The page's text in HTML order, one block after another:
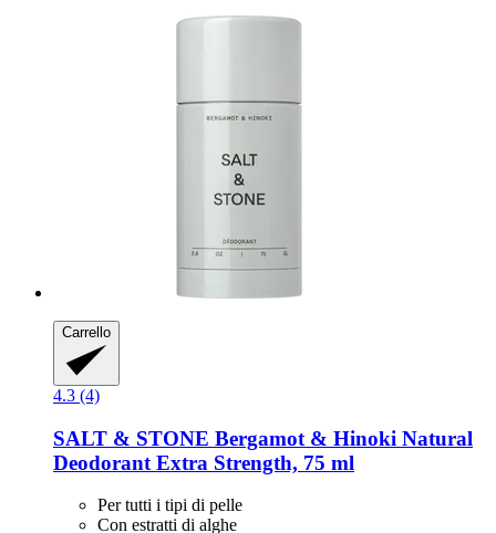
Carrello
4.3 (4)
SALT & STONE Bergamot & Hinoki Natural
Deodorant Extra Strength, 75 ml
Per tutti i tipi di pelle
Con estratti di alghe